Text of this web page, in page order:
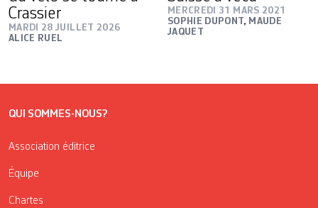
Crassier
MARDI 28 JUILLET 2026
ALICE RUEL
MERCREDI 31 MARS 2021
SOPHIE DUPONT, MAUDE
JAQUET
QUI SOMMES-NOUS?
Association éditrice
Équipe
Chartes